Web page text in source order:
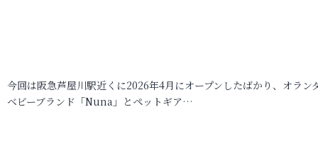
今回は阪急芦屋川駅近くに2026年4月にオープンしたばかり、オラン
ベビーブランド「Nuna」とペットギア…